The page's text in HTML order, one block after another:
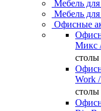
Мебель
Мебель
Офисные
Микс
столы
Work
столы